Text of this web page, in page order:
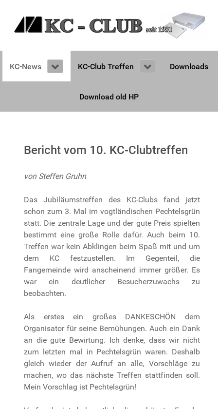
KC-News KC-Club Treffen Downloads
Download old HP
Bericht vom 10. KC-Clubtreffen
von Steffen Gruhn
Das Jubiläumstreffen des KC-Clubs fand jetzt
schon zum 3. Mal im vogtländischen Pechtelsgrün
statt. Die zentrale Lage und der gute Preis spielten
bestimmt eine große Rolle dafür. Auch beim 10.
Treffen war kein Abklingen beim Spaß mit und um
dem KC festzustellen. Im Gegenteil, die
Fangemeinde wird anscheinend immer größer. Es
war ein deutlicher Besucherzuwachs zu
beobachten.
Als erstes ein großes DANKESCHÖN dem
Organisator für seine Bemühungen. Auch ein Dank
an die gute Bewirtung. Ich denke, dass wir nicht
zum letzten mal in Pechtelsgrün waren. Deshalb
gleich wieder der Aufruf an alle, Vorschläge zu
machen, wo das nächste Treffen stattfinden soll.
Mein Vorschlag ist Pechtelsgrün!